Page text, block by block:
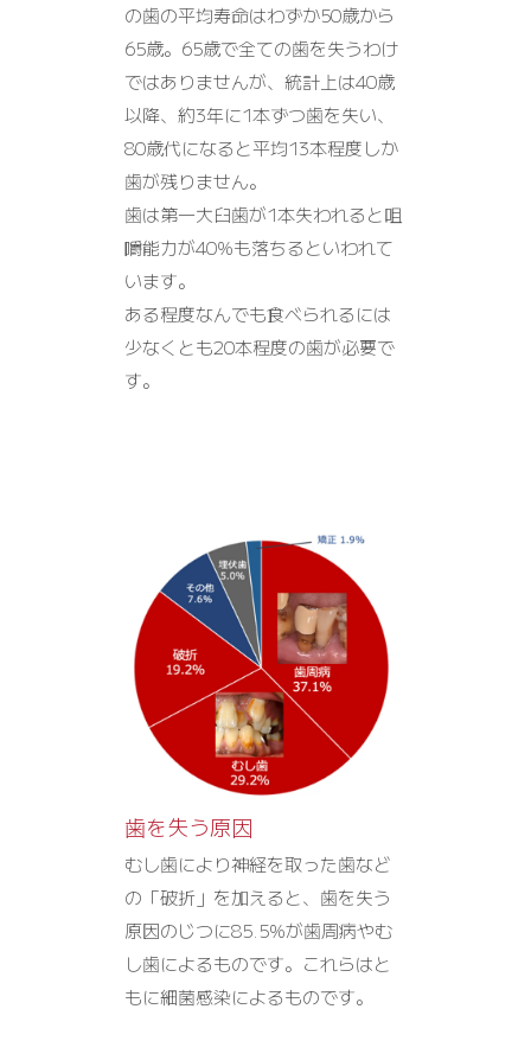
の歯の平均寿命はわずか50歳から
65歳。65歳で全ての歯を失うわけ
ではありませんが、統計上は40歳
以降、約3年に1本ずつ歯を失い、
80歳代になると平均13本程度しか
歯が残りません。
歯は第一大臼歯が1本失われると咀
嚼能力が40%も落ちるといわれて
います。
ある程度なんでも食べられるには
少なくとも20本程度の歯が必要で
す。
歯を失う原因
むし歯により神経を取った歯など
の「破折」を加えると、歯を失う
原因のじつに85.5%が歯周病やむ
し歯によるものです。これらはと
もに細菌感染によるものです。